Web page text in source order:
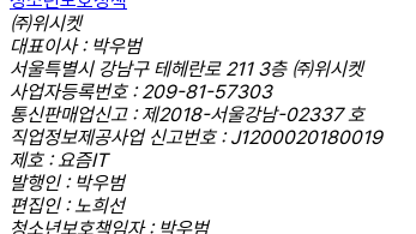
㈜위시켓
대표이사 : 박우범
서울특별시 강남구 테헤란로 211 3층 ㈜위시켓
사업자등록번호 : 209-81-57303
통신판매업신고 : 제2018-서울강남-02337 호
직업정보제공사업 신고번호 : J1200020180019
제호 : 요즘IT
발행인 : 박우범
편집인 : 노희선
청소년보호책임자 : 박우범